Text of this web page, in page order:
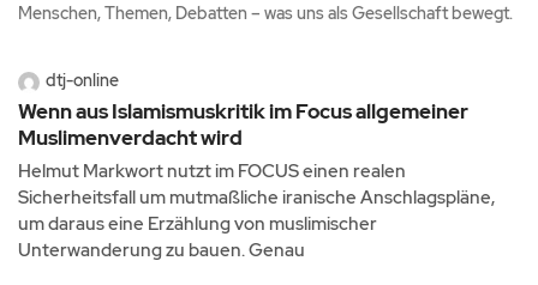
Menschen, Themen, Debatten – was uns als Gesellschaft bewegt.
dtj-online
Wenn aus Islamismuskritik im Focus allgemeiner
Muslimenverdacht wird
Helmut Markwort nutzt im FOCUS einen realen
Sicherheitsfall um mutmaßliche iranische Anschlagspläne,
um daraus eine Erzählung von muslimischer
Unterwanderung zu bauen. Genau